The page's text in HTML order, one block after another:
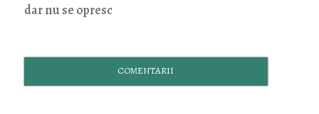
dar nu se opresc
COMENTARII